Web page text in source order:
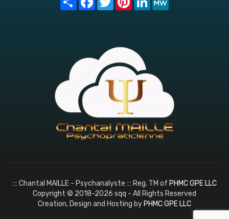
::: Chantal MAILLE - Psychanalyste ::: Reg. TM of PHMC GPE LLC
Copyright © 2018-2026 sqq - All Rights Reserved
Creation, Design and Hosting byPHMC GPE LLC